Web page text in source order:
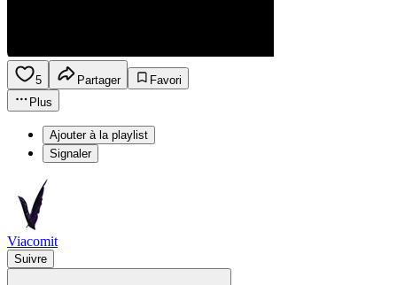
5 Partager
Favori
Plus
Ajouter à la playlist
Signaler
Viacomit
Suivre